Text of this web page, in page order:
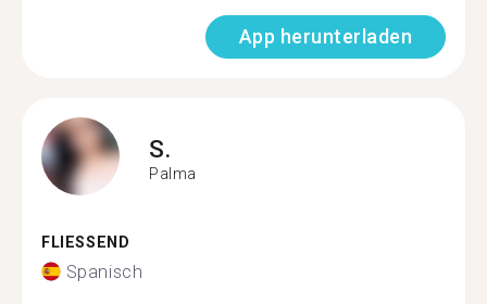
App herunterladen
S.
Palma
FLIESSEND
Spanisch